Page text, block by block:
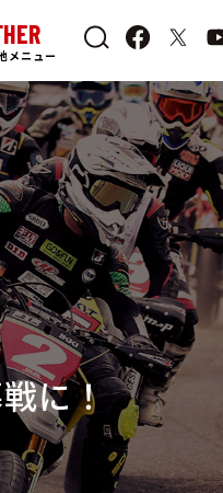
メニュー
に！